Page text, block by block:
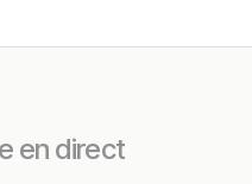
en direct